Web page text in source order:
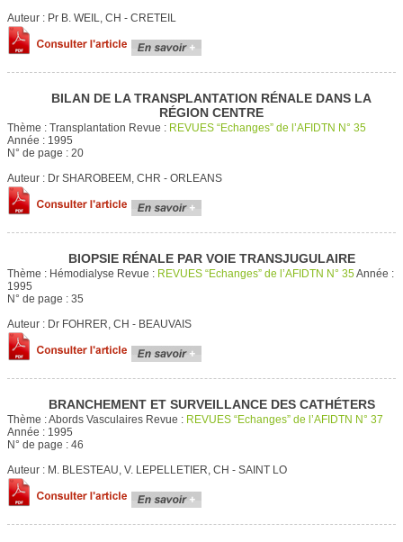
Auteur : Pr B. WEIL, CH - CRETEIL
BILAN DE LA TRANSPLANTATION RÉNALE DANS LA
RÉGION CENTRE
Thème : Transplantation Revue : REVUES “Echanges” de l’AFIDTN N° 35
Année : 1995
N° de page : 20
Auteur : Dr SHAROBEEM, CHR - ORLEANS
BIOPSIE RÉNALE PAR VOIE TRANSJUGULAIRE
Thème : Hémodialyse Revue : REVUES “Echanges” de l’AFIDTN N° 35Année :
1995
N° de page : 35
Auteur : Dr FOHRER, CH - BEAUVAIS
BRANCHEMENT ET SURVEILLANCE DES CATHÉTERS
Thème :Abords Vasculaires Revue : REVUES “Echanges” de l’AFIDTN N° 37
Année : 1995
N° de page : 46
Auteur : M. BLESTEAU, V. LEPELLETIER, CH - SAINT LO